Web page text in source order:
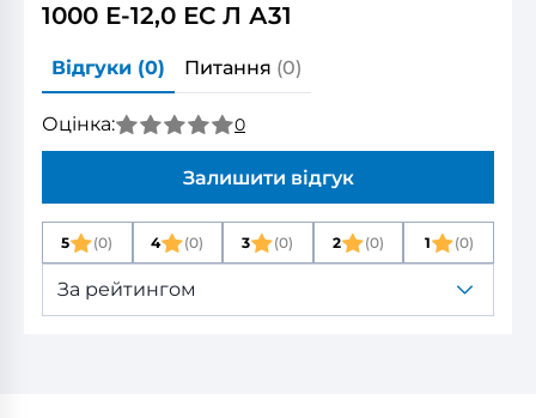
1000 Е-12,0 ЕС Л А31
Відгуки (0) Питання (0)
Оцінка: 0
Залишити відгук
5 (0) 4 (0) 3 (0) 2 (0) 1 (0)
За рейтингом